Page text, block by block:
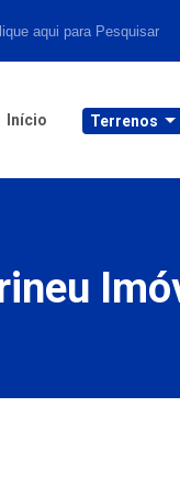
Início Terrenos